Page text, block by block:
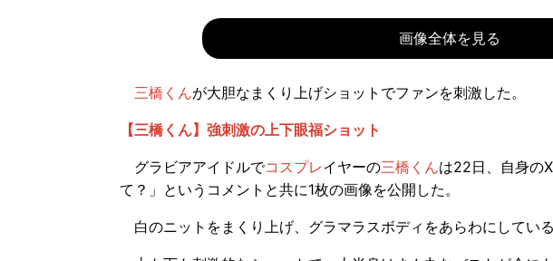
画像全体を見る
三橋くんが大胆なまくり上げショットでファンを刺激した。
【三橋くん】強刺激の上下眼福ショット
グラビアアイドルでコスプレイヤーの三橋くんは22日、自身の
て？」というコメントと共に1枚の画像を公開した。
白のニットをまくり上げ、グラマラスボディをあらわにしている